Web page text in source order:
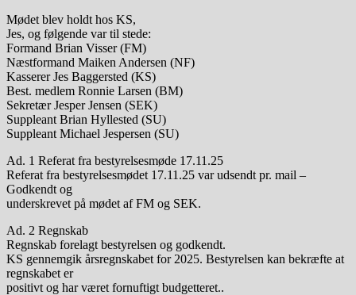
Mødet blev holdt hos KS,
Jes, og følgende var til stede:
Formand Brian Visser (FM)
Næstformand Maiken Andersen (NF)
Kasserer Jes Baggersted (KS)
Best. medlem Ronnie Larsen (BM)
Sekretær Jesper Jensen (SEK)
Suppleant Brian Hyllested (SU)
Suppleant Michael Jespersen (SU)
Ad. 1 Referat fra bestyrelsesmøde 17.11.25
Referat fra bestyrelsesmødet 17.11.25 var udsendt pr. mail –
Godkendt og
underskrevet på mødet af FM og SEK.
Ad. 2 Regnskab
Regnskab forelagt bestyrelsen og godkendt.
KS gennemgik årsregnskabet for 2025. Bestyrelsen kan bekræfte at
regnskabet er
positivt og har været fornuftigt budgetteret..